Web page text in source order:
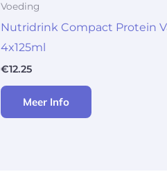
Voeding
Nutridrink Compact Protein
4x125ml
€12.25
Meer Info